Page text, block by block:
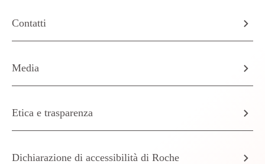
Contatti
Media
Etica e trasparenza
Dichiarazione di accessibilità di Roche